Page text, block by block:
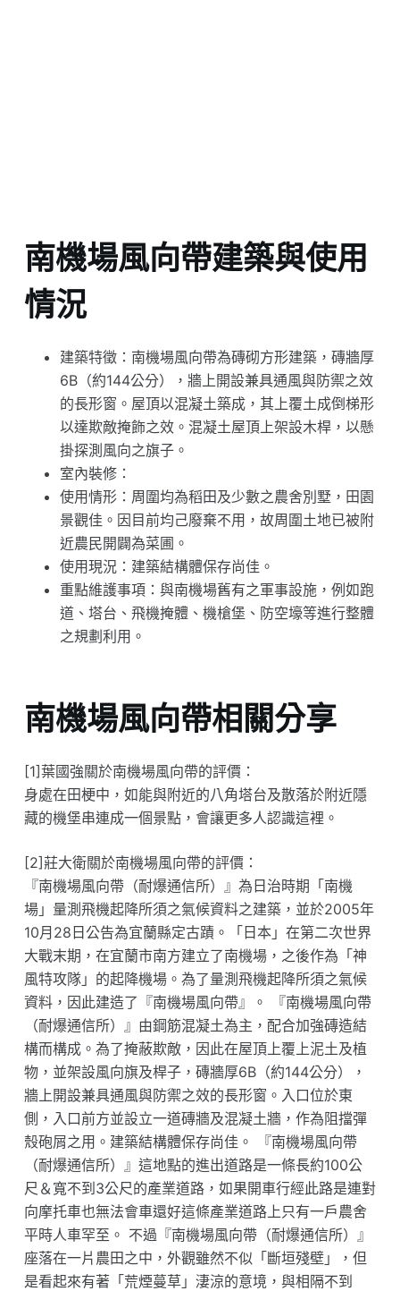
南機場風向帶建築與使用
情況
建築特徵：南機場風向帶為磚砌方形建築，磚牆厚
6B（約144公分），牆上開設兼具通風與防禦之效
的長形窗。屋頂以混凝土築成，其上覆土成倒梯形
以達欺敵掩飾之效。混凝土屋頂上架設木桿，以懸
掛探測風向之旗子。
室內裝修：
使用情形：周圍均為稻田及少數之農舍別墅，田園
景觀佳。因目前均己廢棄不用，故周圍土地已被附
近農民開闢為菜圃。
使用現況：建築結構體保存尚佳。
重點維護事項：與南機場舊有之軍事設施，例如跑
道、塔台、飛機掩體、機槍堡、防空壕等進行整體
之規劃利用。
南機場風向帶相關分享
[1]葉國強關於南機場風向帶的評價：
身處在田梗中，如能與附近的八角塔台及散落於附近隱
藏的機堡串連成一個景點，會讓更多人認識這裡。
[2]莊大衛關於南機場風向帶的評價：
『南機場風向帶（耐爆通信所）』為日治時期「南機
場」量測飛機起降所須之氣候資料之建築，並於2005年
10月28日公告為宜蘭縣定古蹟。「日本」在第二次世界
大戰末期，在宜蘭市南方建立了南機場，之後作為「神
風特攻隊」的起降機場。為了量測飛機起降所須之氣候
資料，因此建造了『南機場風向帶』。 『南機場風向帶
（耐爆通信所）』由鋼筋混凝土為主，配合加強磚造結
構而構成。為了掩蔽欺敵，因此在屋頂上覆上泥土及植
物，並架設風向旗及桿子，磚牆厚6B（約144公分），
牆上開設兼具通風與防禦之效的長形窗。入口位於東
側，入口前方並設立一道磚牆及混凝土牆，作為阻擋彈
殼砲屑之用。建築結構體保存尚佳。 『南機場風向帶
（耐爆通信所）』這地點的進出道路是一條長約100公
尺＆寬不到3公尺的產業道路，如果開車行經此路是連對
向摩托車也無法會車還好這條產業道路上只有一戶農舍
平時人車罕至。 不過『南機場風向帶（耐爆通信所）』
座落在一片農田之中，外觀雖然不似「斷垣殘壁」，但
是看起來有著「荒煙蔓草」淒涼的意境，與相隔不到